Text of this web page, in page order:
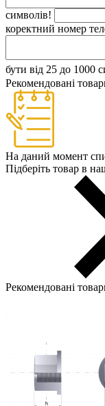
символів!
коректний номер
бути від 25 до 1000
Рекомендовані
На даний момент
Підберіть товар в
Рекомендовані